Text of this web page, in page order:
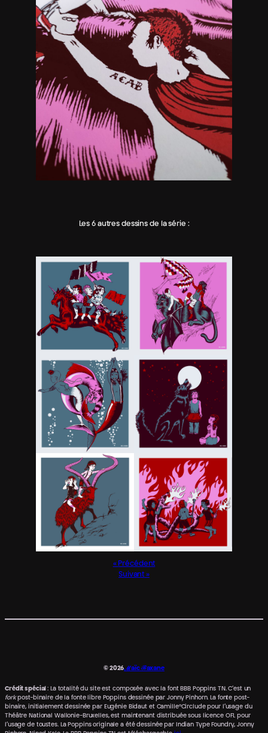
Les 6 autres dessins de la série :
Précédent
Suivant
© 2026ℳaïc ℬaxane
Crédit spécial: La totalité du site est composée avec la font BBB Poppins TN. C’est un
fork post-binaire de la fonte libre Poppins dessinée par Jonny Pinhorn. La fonte post-
binaire, initialement dessinée par Eugénie Bidaut et Camille°Circlude pour l’usage du
Théâtre National Wallonie-Bruxelles, est maintenant distribuée sous licence OFL pour
l’usage de tous·tes. La Poppins originale a été dessinée par Indian Type Foundry, Jonny